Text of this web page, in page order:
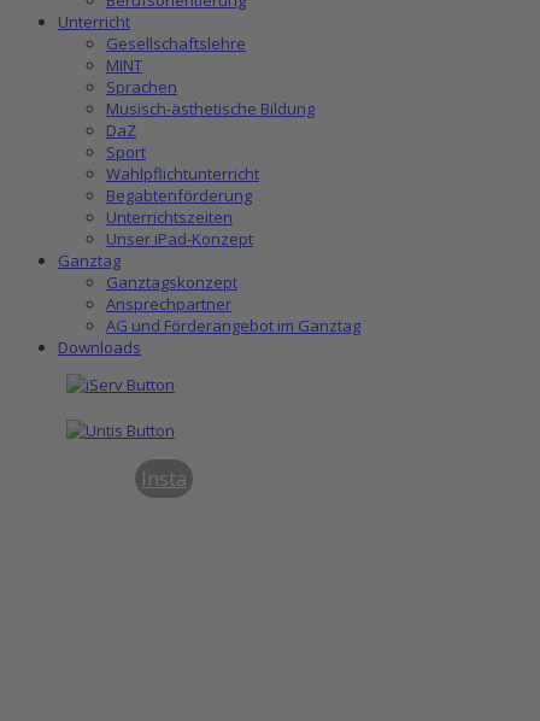
Unterricht
Gesellschaftslehre
MINT
Sprachen
Musisch-ästhetische Bildung
DaZ
Sport
Wahlpflichtunterricht
Begabtenförderung
Unterrichtszeiten
Unser iPad-Konzept
Ganztag
Ganztagskonzept
Ansprechpartner
AG und Förderangebot im Ganztag
Downloads
Insta